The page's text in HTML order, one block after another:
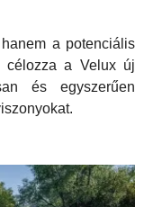
a potenciális
célozza a Velux új
és egyszerűen